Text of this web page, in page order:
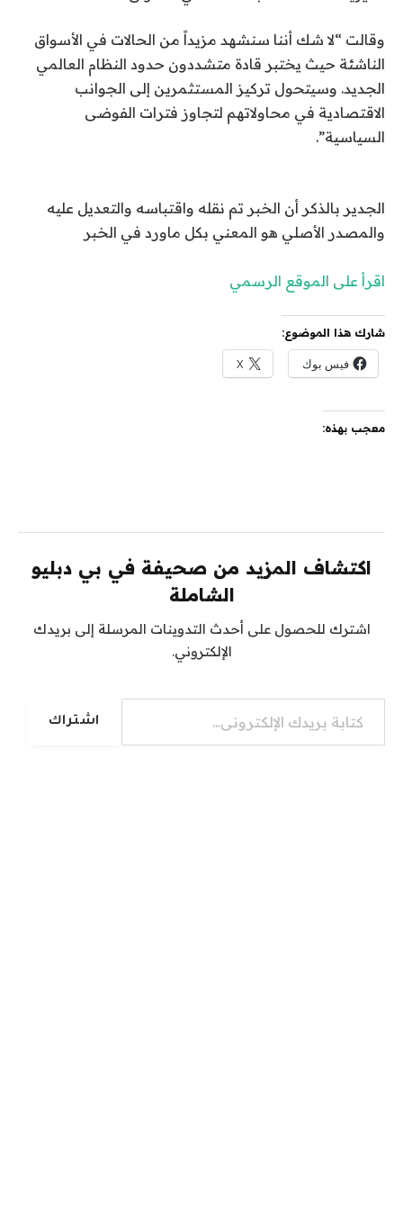
وقالت “لا شك أننا سنشهد مزيداً من الحالات في الأسواق
الناشئة حيث يختبر قادة متشددون حدود النظام العالمي
الجديد. وسيتحول تركيز المستثمرين إلى الجوانب
الاقتصادية في محاولاتهم لتجاوز فترات الفوضى
السياسية”.
الجدير بالذكر أن الخبر تم نقله واقتباسه والتعديل عليه
والمصدر الأصلي هو المعني بكل ماورد في الخبر
اقرأ على الموقع الرسمي
شارك هذا الموضوع:
فيس بوك X
معجب بهذه:
اكتشاف المزيد من صحيفة في بي دبليو
الشاملة
اشترك للحصول على أحدث التدوينات المرسلة إلى بريدك
الإلكتروني.
كتابة بريدك الإلكتروني...
اشتراك